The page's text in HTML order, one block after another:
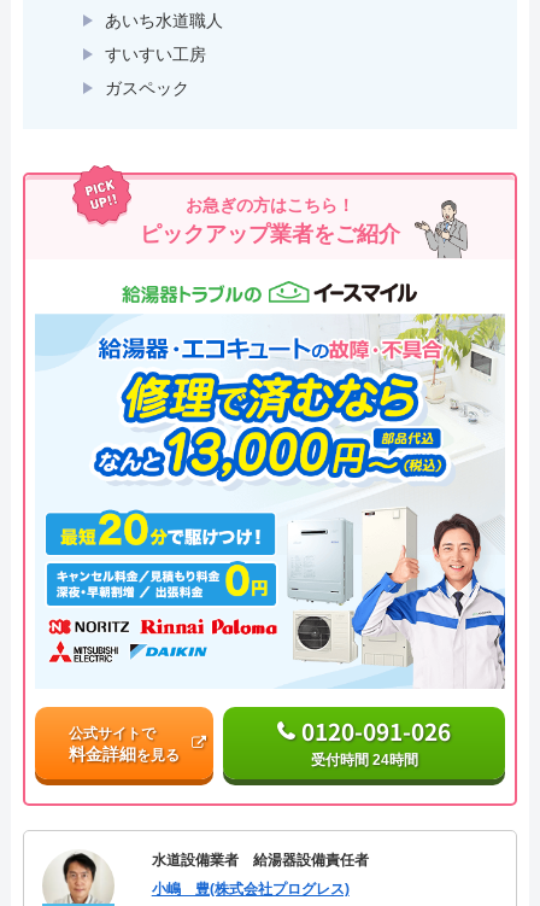
あいち水道職人
すいすい工房
ガスペック
お急ぎの方はこちら！
ピックアップ業者をご紹介
公式サイトで
料金詳細を見る
0120-091-026
受付時間 24時間
水道設備業者 給湯器設備責任者
小嶋 豊(株式会社プログレス)